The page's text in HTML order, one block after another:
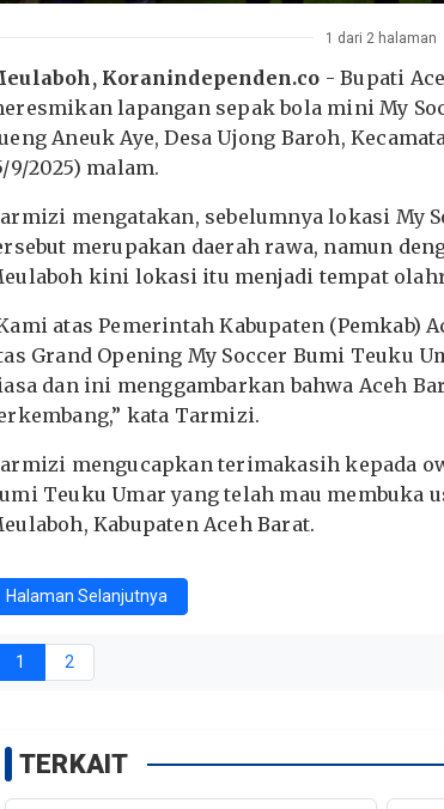
1 dari 2 halaman
Koranindependen.co - Bupati
lapangan sepak bola mini My
Aneuk Aye, Desa Ujong Baroh,
9/2025) malam.
mengatakan, sebelumnya lokasi My
merupakan daerah rawa, namun
kini lokasi itu menjadi tempat
atas Pemerintah Kabupaten (Pemkab)
Grand Opening My Soccer Bumi Teuku
dan ini menggambarkan bahwa Aceh
kata Tarmizi.
mengucapkan terimakasih kepada
Teuku Umar yang telah mau membuka
Kabupaten Aceh Barat.
Halaman Selanjutnya
1 2
TERKAIT